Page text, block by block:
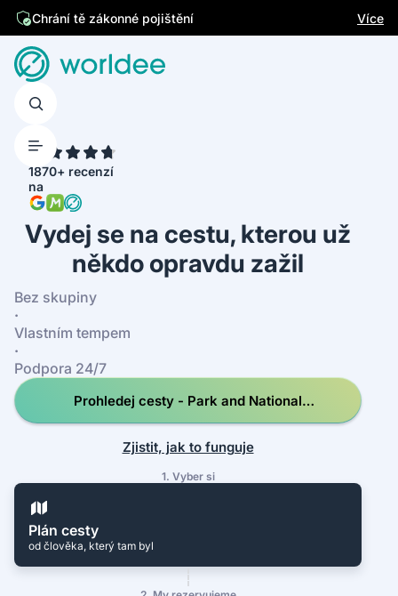
Chrání tě zákonné pojištění
Jsme česká firma Více
1870+ recenzí
na
Vydej se na cestu, kterou už
někdo opravdu zažil
Bez skupiny
·
Vlastním tempem
·
Podpora 24/7
Prohledej cesty - Park and National
Zjistit, jak to funguje
1. Vyber si
Plán cesty
od člověka, který tam byl